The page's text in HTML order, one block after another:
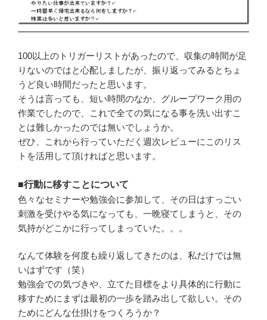
100以上のトリガーリストがあったので、収集の時間が足
りないのではと心配しましたが、振り返ってみるとちょ
うど良い時間だったと思います。
そうは言っても、短い時間のなか、グループワーク用の
作業でしたので、これで全ての気になる事を洗い出すこ
とは難しかったのでは無いでしょうか。
ぜひ、これから行っていただく週次レビューにこのリス
トを活用して頂ければと思います。
■行動に移すことについて
色々なセミナーや勉強会に参加して、その日はすっごい
刺激を受けやる気になっても、一晩寝てしまうと、その
気持がどこかに行ってしまっていた。。。
なんて体験を何度も繰り返してきたのは、私だけでは無
いはずです（笑）
勉強会での気づきや、立てた目標をより具体的に行動に
移すためにまずは最初の一歩を踏み出して欲しい。その
ためにどんな仕掛けをつくろうか？